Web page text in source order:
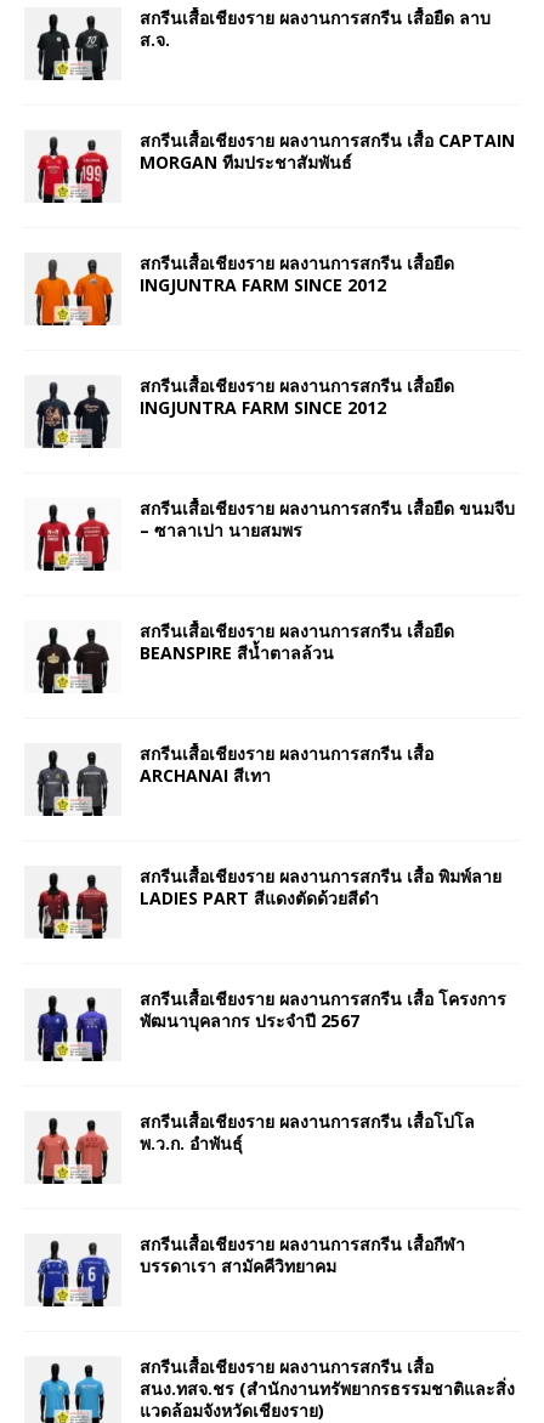
สกรีนเสื้อเชียงราย ผลงานการสกรีน เสื้อยืด ลาบ
ส.จ.
สกรีนเสื้อเชียงราย ผลงานการสกรีน เสื้อ CAPTAIN
MORGAN ทีมประชาสัมพันธ์
สกรีนเสื้อเชียงราย ผลงานการสกรีน เสื้อยืด
INGJUNTRA FARM SINCE 2012
สกรีนเสื้อเชียงราย ผลงานการสกรีน เสื้อยืด
INGJUNTRA FARM SINCE 2012
สกรีนเสื้อเชียงราย ผลงานการสกรีน เสื้อยืด ขนมจีบ
– ซาลาเปา นายสมพร
สกรีนเสื้อเชียงราย ผลงานการสกรีน เสื้อยืด
BEANSPIRE สีน้ำตาลล้วน
สกรีนเสื้อเชียงราย ผลงานการสกรีน เสื้อ
ARCHANAI สีเทา
สกรีนเสื้อเชียงราย ผลงานการสกรีน เสื้อ พิมพ์ลาย
LADIES PART สีแดงตัดด้วยสีดำ
สกรีนเสื้อเชียงราย ผลงานการสกรีน เสื้อ โครงการ
พัฒนาบุคลากร ประจำปี 2567
สกรีนเสื้อเชียงราย ผลงานการสกรีน เสื้อโปโล
พ.ว.ก. อำพันธุ์
สกรีนเสื้อเชียงราย ผลงานการสกรีน เสื้อกีฬา
บรรดาเรา สามัคคีวิทยาคม
สกรีนเสื้อเชียงราย ผลงานการสกรีน เสื้อ
สนง.ทสจ.ชร (สำนักงานทรัพยากรธรรมชาติและสิ่ง
แวดล้อมจังหวัดเชียงราย)